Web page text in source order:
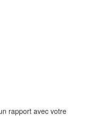
rapport avec votre